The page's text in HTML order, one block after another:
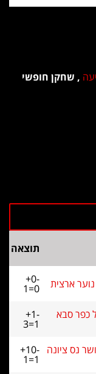
, שחקן חופשי
תוצאה
ארצית +0-
1=0
כפר סבא +1-
3=1
נס ציונה +10-
1=1